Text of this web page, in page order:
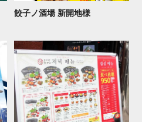
餃子ノ酒場 新 開 地 様